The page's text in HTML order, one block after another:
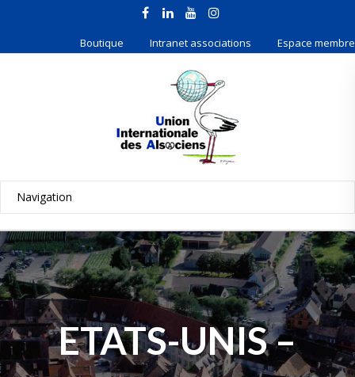
Boutique Intranet associations Espace membre
ETATS-UNIS –